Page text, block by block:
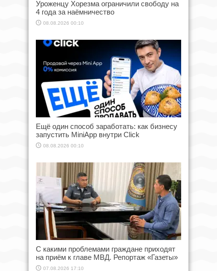
Уроженцу Хорезма ограничили свободу на
4 года за наёмничество
08.08.2026 00:10
Ещё один способ заработать: как бизнесу
запустить MiniApp внутри Click
08.08.2026 00:10
С какими проблемами граждане приходят
на приём к главе МВД. Репортаж «Газеты»
07.08.2026 17:10